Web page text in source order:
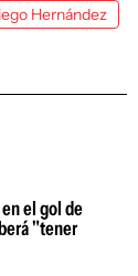
Hernández
el gol de
"tener